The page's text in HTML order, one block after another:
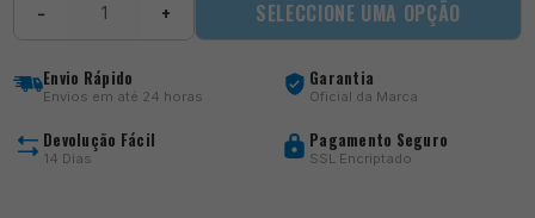
Tool
Bar
− + SELECCIONE UMA OPÇÃO
Envio Rápido
Envios em até 24 horas
Garantia
Oficial da Marca
Devolução Fácil
14 Dias
Pagamento Seguro
SSL Encriptado